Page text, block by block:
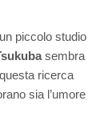
piccolo studio
sembra
ricerca
sia l’umore